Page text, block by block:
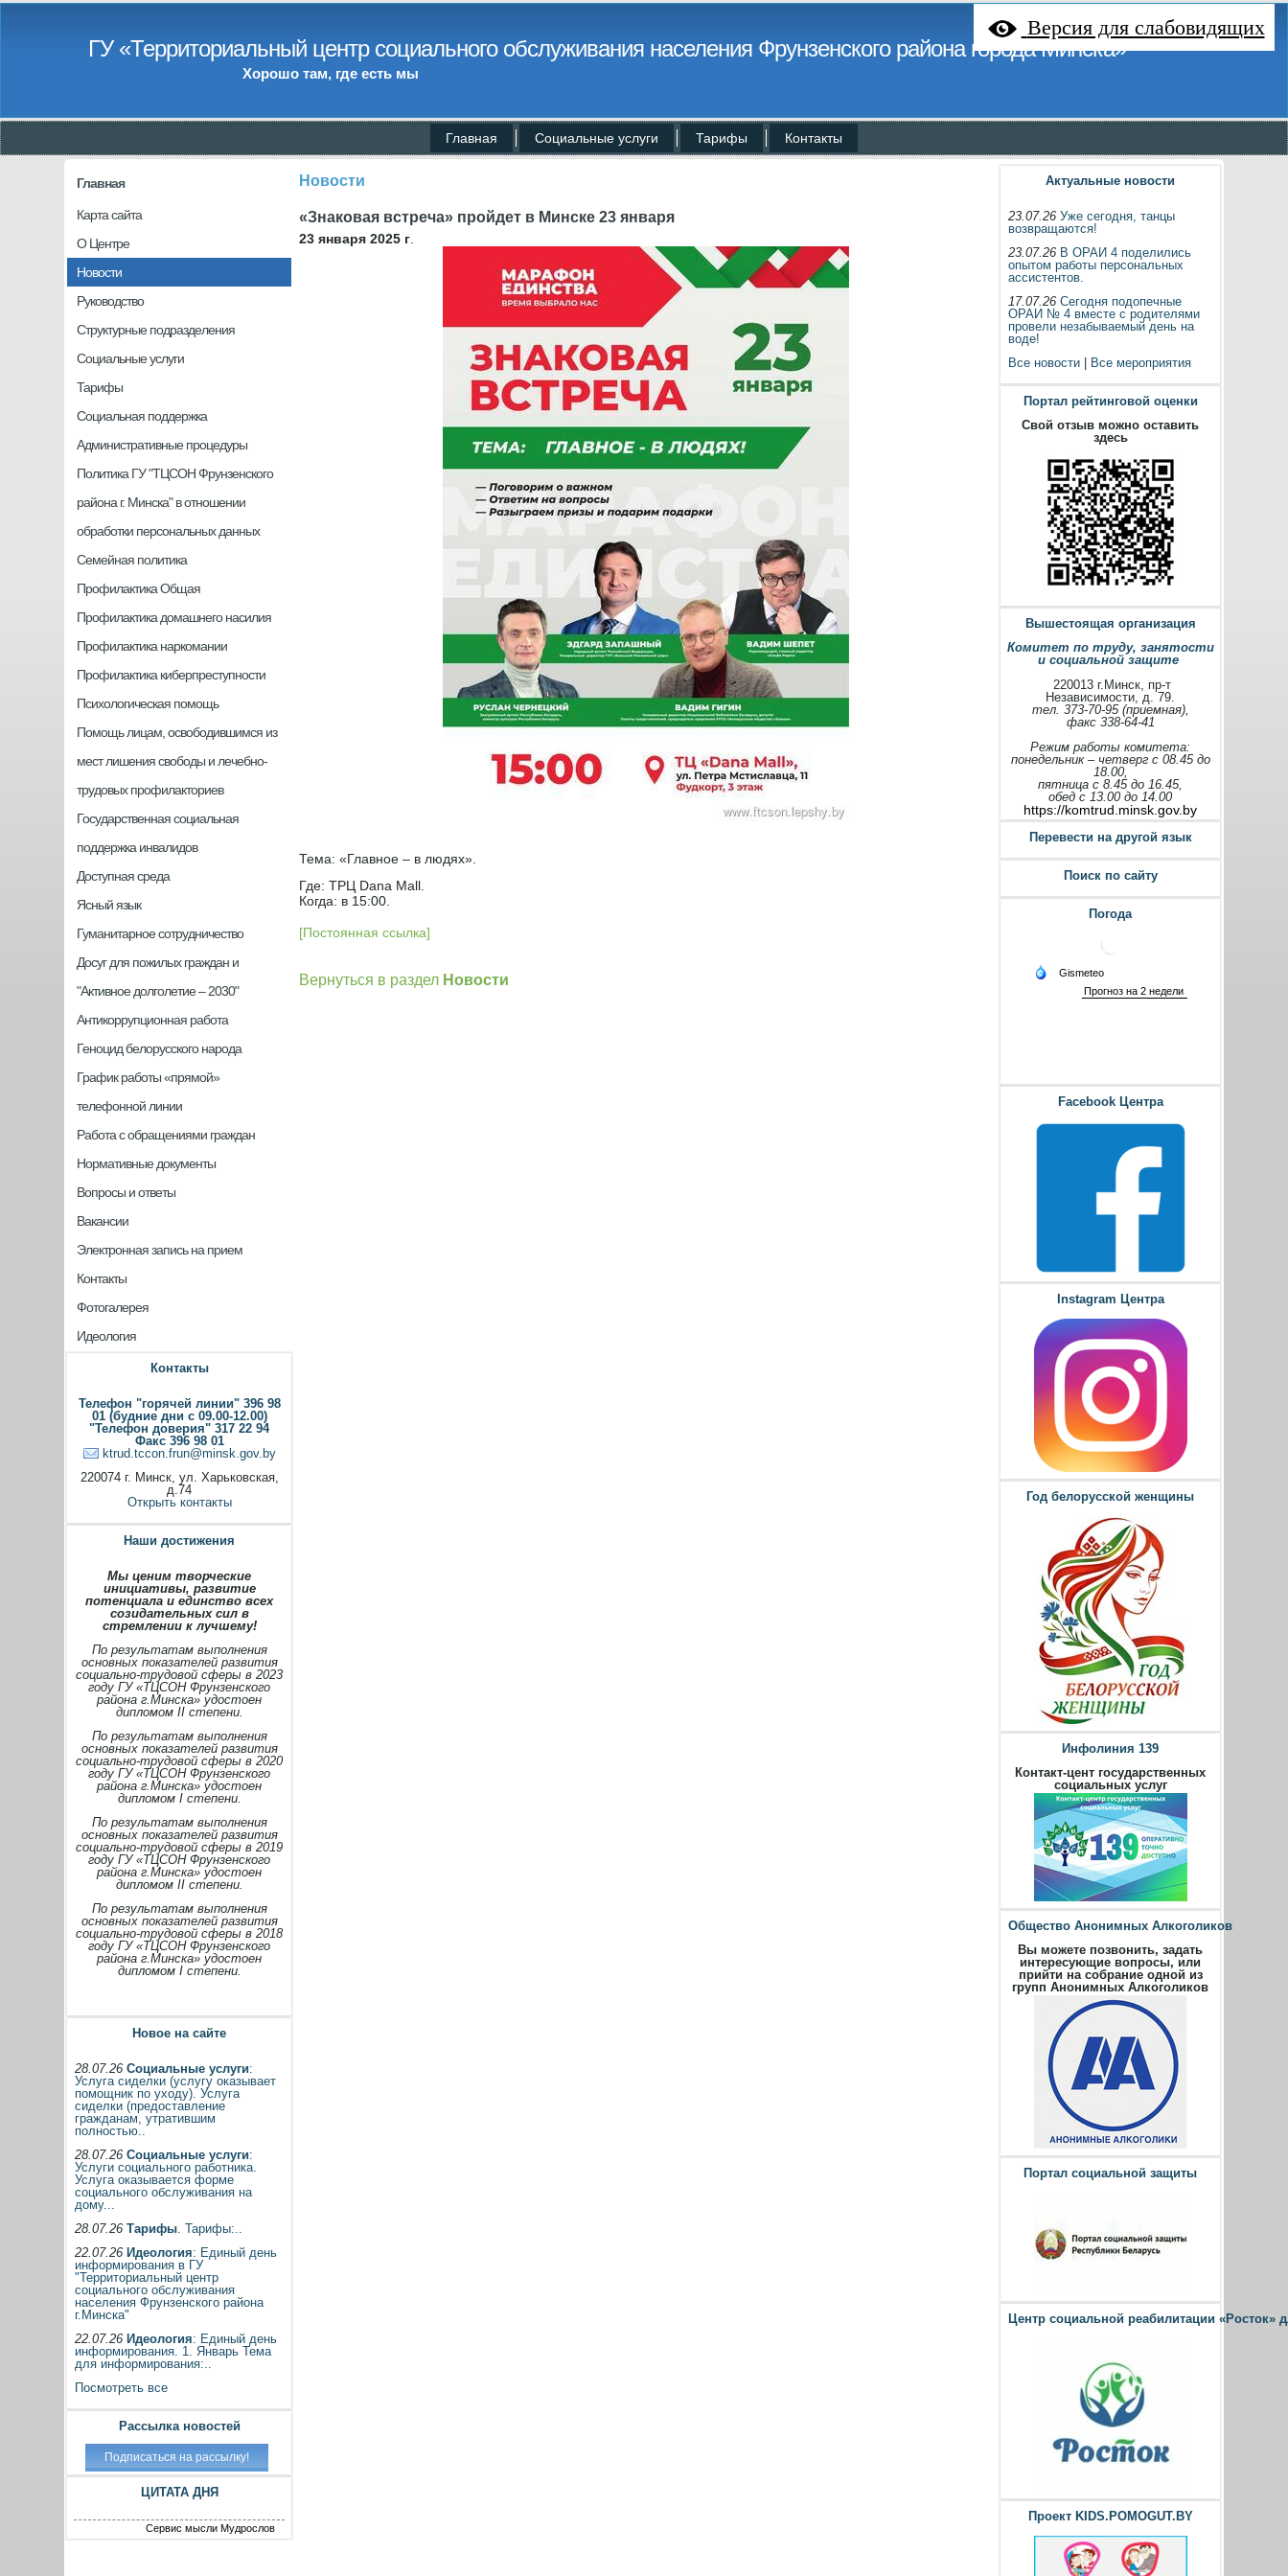
Версия для слабовидящих
ГУ «Территориальный центр социального обслуживания населения Фрунзенского района города Минска»
Хорошо там, где есть мы
Главная Социальные услуги Тарифы Контакты
Главная
Карта сайта
О Центре
Новости
Руководство
Структурные подразделения
Социальные услуги
Тарифы
Социальная поддержка
Административные процедуры
Политика ГУ "ТЦСОН Фрунзенского
района г. Минска" в отношении
обработки персональных данных
Семейная политика
Профилактика Общая
Профилактика домашнего насилия
Профилактика наркомании
Профилактика киберпреступности
Психологическая помощь
Помощь лицам, освободившимся из
мест лишения свободы и лечебно-
трудовых профилакториев
Государственная социальная
поддержка инвалидов
Доступная среда
Ясный язык
Гуманитарное сотрудничество
Досуг для пожилых граждан и
"Активное долголетие – 2030"
Антикоррупционная работа
Геноцид белорусского народа
График работы «прямой»
телефонной линии
Работа с обращениями граждан
Нормативные документы
Вопросы и ответы
Вакансии
Электронная запись на прием
Контакты
Фотогалерея
Идеология
Контакты
Телефон "горячей линии" 396 98
01 (будние дни с 09.00-12.00)
"Телефон доверия" 317 22 94
Факс 396 98 01
ktrud.tccon.frun@minsk.gov.by
220074 г. Минск, ул. Харьковская,
д.74
Открыть контакты
Наши достижения
Мы ценим творческие
инициативы, развитие
потенциала и единство всех
созидательных сил в
стремлении к лучшему!
По результатам выполнения
основных показателей развития
социально-трудовой сферы в 2023
году ГУ «ТЦСОН Фрунзенского
района г.Минска» удостоен
дипломом II степени.
По результатам выполнения
основных показателей развития
социально-трудовой сферы в 2020
году ГУ «ТЦСОН Фрунзенского
района г.Минска» удостоен
дипломом I степени.
По результатам выполнения
основных показателей развития
социально-трудовой сферы в 2019
году ГУ «ТЦСОН Фрунзенского
района г.Минска» удостоен
дипломом II степени.
По результатам выполнения
основных показателей развития
социально-трудовой сферы в 2018
году ГУ «ТЦСОН Фрунзенского
района г.Минска» удостоен
дипломом I степени.
Новое на сайте
28.07.26 Социальные услуги:
Услуга сиделки (услугу оказывает
помощник по уходу). Услуга
сиделки (предоставление
гражданам, утратившим
полностью..
28.07.26 Социальные услуги:
Услуги социального работника.
Услуга оказывается форме
социального обслуживания на
дому...
28.07.26 Тарифы. Тарифы:..
22.07.26 Идеология: Единый день
информирования в ГУ
"Территориальный центр
социального обслуживания
населения Фрунзенского района
г.Минска"
22.07.26 Идеология: Единый день
информирования. 1. Январь Тема
для информирования:..
Посмотреть все
Рассылка новостей
ЦИТАТА ДНЯ
Сервис мысли Мудрослов
Новости
«Знаковая встреча» пройдет в Минске 23 января
23 января 2025 г
Тема: «Главное – в людях».
Где: ТРЦ Dana Mall.
Когда: в 15:00.
[Постоянная ссылка]
Вернуться в раздел Новости
Актуальные новости
23.07.26Уже сегодня, танцы
возвращаются!
23.07.26 В ОРАИ 4 поделились
опытом работы персональных
ассистентов.
17.07.26Сегодня подопечные
ОРАИ № 4 вместе с родителями
провели незабываемый день на
воде!
Все новости
Все мероприятия
Портал рейтинговой оценки
Свой отзыв можно оставить
здесь
Вышестоящая организация
Комитет по труду, занятости
и социальной защите
220013 г.Минск, пр-т
Независимости, д. 79.
тел. 373-70-95 (приемная),
факс 338-64-41
Режим работы комитета:
понедельник – четверг с 08.45 до
18.00,
пятница с 8.45 до 16.45,
обед с 13.00 до 14.00
https://komtrud.minsk.gov.by
Перевести на другой язык
Поиск по сайту
Погода
Facebook Центра
Instagram Центра
Год белорусской женщины
Инфолиния 139
Контакт-цент государственных
социальных услуг
Общество Анонимных Алкоголиков
Вы можете позвонить, задать
интересующие вопросы, или
прийти на собрание одной из
групп Анонимных Алкоголиков
Портал социальной защиты
Центр социальной реабилитации
Проект KIDS.POMOGUT.BY